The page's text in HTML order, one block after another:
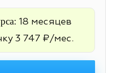
18 месяцев
3 747 ₽/мес.